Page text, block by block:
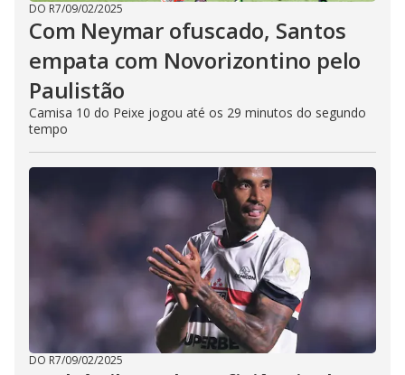
DO R7/09/02/2025
Com Neymar ofuscado, Santos
empata com Novorizontino pelo
Paulistão
Camisa 10 do Peixe jogou até os 29 minutos do segundo
tempo
DO R7/09/02/2025